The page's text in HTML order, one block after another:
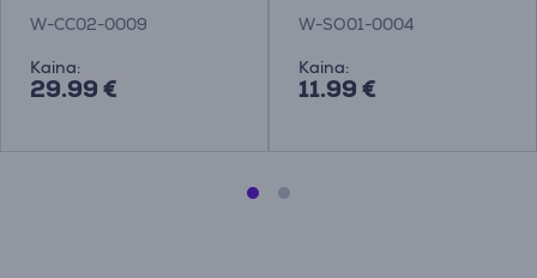
W-CC02-0009
Kaina:
29.99 €
Winbot
W-SO01-0004
Kaina:
11.99 €